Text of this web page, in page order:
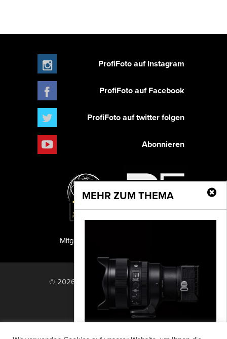
MEHR ZUM THEMA
ProfiFoto auf Instagram
ProfiFoto auf Facebook
ProfiFoto auf twitter folgen
Abonnieren
Mitglied der TIPA
© 2026 PF Publishing GmbH. All rights
reserved.
Nach oben